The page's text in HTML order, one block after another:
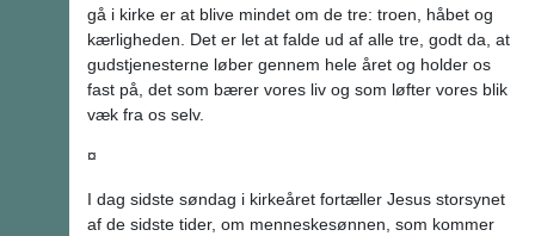
gå i kirke er at blive mindet om de tre: troen, håbet og
kærligheden. Det er let at falde ud af alle tre, godt da, at
gudstjenesterne løber gennem hele året og holder os
fast på, det som bærer vores liv og som løfter vores blik
væk fra os selv.
¤
I dag sidste søndag i kirkeåret fortæller Jesus storsynet
af de sidste tider, om menneskesønnen, som kommer